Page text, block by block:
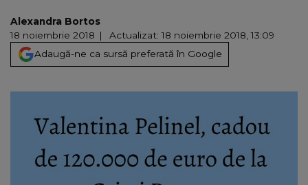
Alexandra Bortos
18 noiembrie 2018
Actualizat: 18 noiembrie 2018, 13:09
Adaugă-ne ca sursă preferată în Google